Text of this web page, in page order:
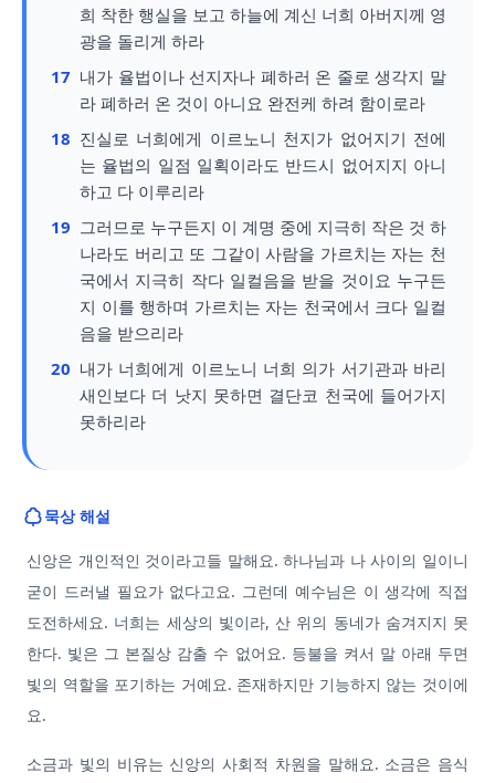
희 착한 행실을 보고 하늘에 계신 너희 아버지께 영
광을 돌리게 하라
17 내가 율법이나 선지자나 폐하러 온 줄로 생각지 말
라 폐하러 온 것이 아니요 완전케 하려 함이로라
18 진실로 너희에게 이르노니 천지가 없어지기 전에
는 율법의 일점 일획이라도 반드시 없어지지 아니
하고 다 이루리라
19 그러므로 누구든지 이 계명 중에 지극히 작은 것 하
나라도 버리고 또 그같이 사람을 가르치는 자는 천
국에서 지극히 작다 일컬음을 받을 것이요 누구든
지 이를 행하며 가르치는 자는 천국에서 크다 일컬
음을 받으리라
20 내가 너희에게 이르노니 너희 의가 서기관과 바리
새인보다 더 낫지 못하면 결단코 천국에 들어가지
못하리라
묵상 해설
신앙은 개인적인 것이라고들 말해요. 하나님과 나 사이의 일이니
굳이 드러낼 필요가 없다고요. 그런데 예수님은 이 생각에 직접
도전하세요. 너희는 세상의 빛이라, 산 위의 동네가 숨겨지지 못
한다. 빛은 그 본질상 감출 수 없어요. 등불을 켜서 말 아래 두면
빛의 역할을 포기하는 거예요. 존재하지만 기능하지 않는 것이에
요.
소금과 빛의 비유는 신앙의 사회적 차원을 말해요. 소금은 음식